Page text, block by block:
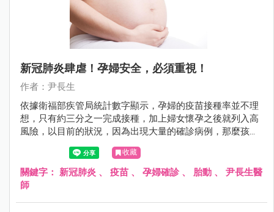
新冠肺炎肆虐！孕婦安全，必須重視！
作者：尹長生
依據衛福部疾管局統計數字顯示，孕婦的疫苗接種率並不理
想，只有約三分之一完成接種，加上婦女懷孕之後就列入高
風險，以目前的狀況，因為出現大量的確診病例，那麼孩
童、中老年的高危者、懷孕母親等..就醫能量將被壓縮。
收藏
關鍵字： 新冠肺炎 、 疫苗 、 孕婦確診 、 胎動 、 尹長生醫
師